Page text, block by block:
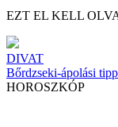
EZT EL KELL
DIVAT
Bőrdzseki-ápolási
HOROSZKÓP